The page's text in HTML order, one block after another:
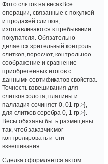
Фото слиток на весахВсе
операции, связанные с покупкой
и продажей слитков,
изготавливаются в пребывании
покупателя. Обязательно
делается зрительный контроль
слитков, пересчет, контрольное
соображение и сравнение
приобретенных итогов с
данными сертификатов свойства.
Точность взвешивания для
слитков золота, платины и
палладия сочиняет 0, 01 гр.>},
для слитков серебра 0, 1 гр.>}.
Весы обязаны быть размещены
так, чтоб заказчик мог
контролировать итоги
взвешивания.
Сделка оформляется актом